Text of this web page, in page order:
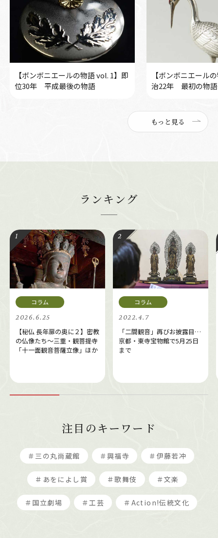
【ボンボニエールの物語 vol. 1】即
位30年 平成最後の物語
【ボンボニエール
治22年 最初の物語
もっと見る
ランキング
2026.6.25
【秘仏 長年扉の奥に２】密教
の仏像たち～三重・観菩提寺
「十一面観音菩薩立像」ほか
2022.4.7
「二間観音」再びお披露目…
京都・東寺宝物館で5月25日
まで
注目のキーワード
＃三の丸尚蔵館 ＃興福寺 ＃伊藤若冲
＃あをによし賞 ＃歌舞伎 ＃文楽
＃国立劇場 ＃工芸 ＃Action!伝統文化